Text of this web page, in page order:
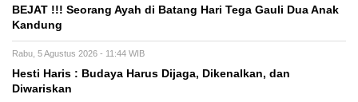
BEJAT !!! Seorang Ayah di Batang Hari Tega Gauli Dua Anak
Kandung
Rabu, 5 Agustus 2026 - 11:44 WIB
Hesti Haris : Budaya Harus Dijaga, Dikenalkan, dan
Diwariskan